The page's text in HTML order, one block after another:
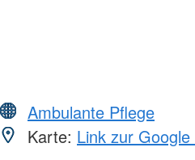
Ambulante Pflege
Karte: Link zur